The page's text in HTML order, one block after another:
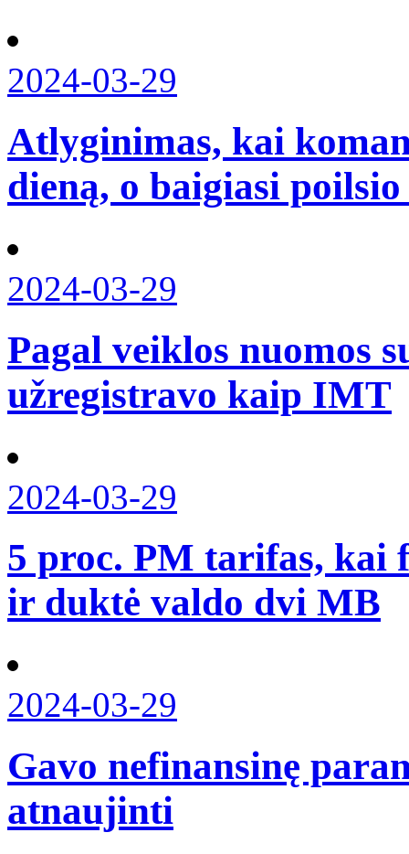
2024-03-29
Atlyginimas, kai
dieną, o baigiasi
2024-03-29
Pagal veiklos nuomos
užregistravo kaip IMT
2024-03-29
5 proc. PM tarifas, kai
ir duktė valdo dvi MB
2024-03-29
Gavo nefinansinę
atnaujinti